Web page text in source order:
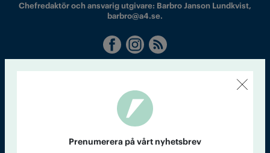
Chefredaktör och ansvarig utgivare: Barbro Janson Lundkvist,
barbro@a4.se.
nummer av
Prenumerera på vårt nyhetsbrev